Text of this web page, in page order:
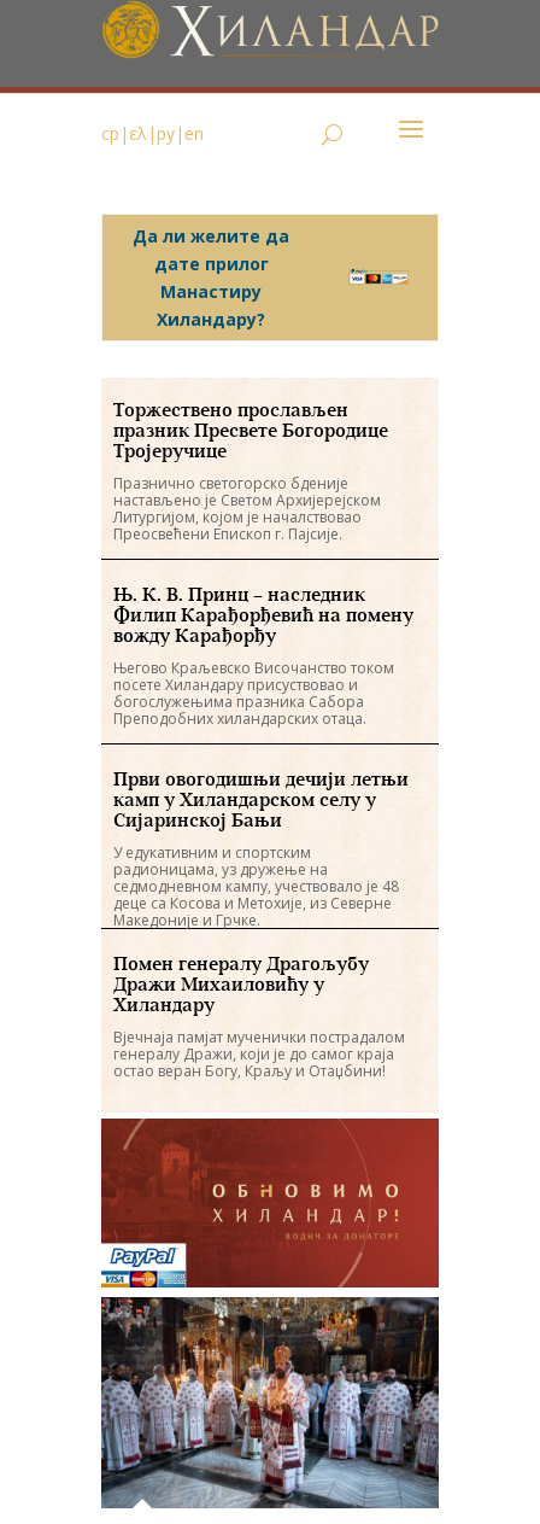
ср | ελ|ру| en
Да ли желите да
дате прилог
Манастиру
Хиландару?
Торжествено прослављен
празник Пресвете Богородице
Тројеручице
Празнично светогорско бденије
настављено је Светом Архијерејском
Литургијом, којом је началствовао
Преосвећени Епископ г. Пајсије.
Њ. К. В. Принц – наследник
Филип Карађорђевић на помену
вожду Карађорђу
Његово Краљевско Височанство током
посете Хиландару присуствовао и
богослужењима празника Сабора
Преподобних хиландарских отаца.
Први овогодишњи дечији летњи
камп у Хиландарском селу у
Сијаринској Бањи
У едукативним и спортским
радионицама, уз дружење на
седмодневном кампу, учествовало је 48
деце са Косова и Метохије, из Северне
Македоније и Грчке.
Помен генералу Драгољубу
Дражи Михаиловићу у
Хиландару
Вјечнаја памјат мученички пострадалом
генералу Дражи, који је до самог краја
остао веран Богу, Краљу и Отаџбини!